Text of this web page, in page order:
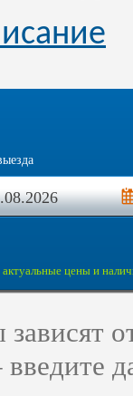
цены и